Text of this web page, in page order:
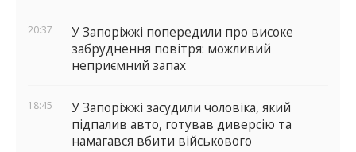
20:37
У Запоріжжі попередили про високе
забруднення повітря: можливий
неприємний запах
18:45
У Запоріжжі засудили чоловіка, який
підпалив авто, готував диверсію та
намагався вбити військового